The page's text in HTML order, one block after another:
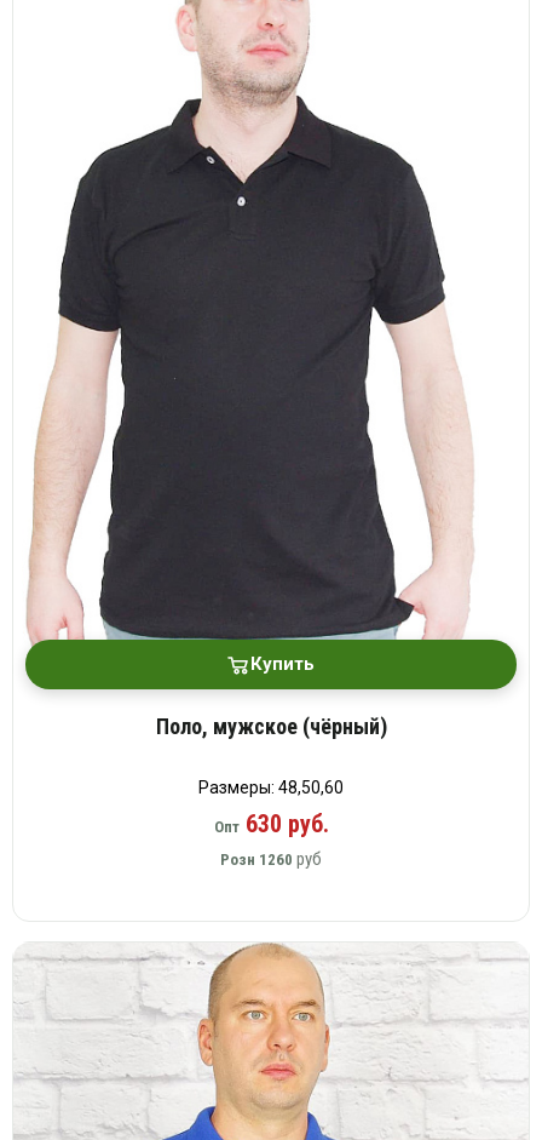
Купить
Поло, мужское (чёрный)
Размеры: 48,50,60
Опт630 руб.
Розн 1260 руб